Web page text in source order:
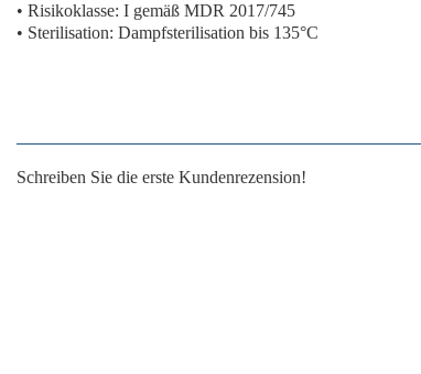
• Risikoklasse: I gemäß MDR 2017/745
• Sterilisation: Dampfsterilisation bis 135°C
Schreiben Sie die erste Kundenrezension!